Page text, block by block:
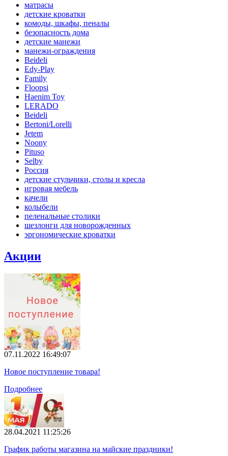
матрасы
детские кроватки
комоды, шкафы, пеналы
безопасность дома
детские манежи
манежи-ограждения
Beideli
Edy-Play
Family
Floopsi
Haenim Toy
LERADO
Beideli
Bertoni/Lorelli
Jetem
Noony
Pituso
Selby
Россия
детские стульчики, столы и кресла
игровая мебель
качели
колыбели
пеленальные столики
шезлонги для новорожденных
эргономические кроватки
Акции
07.11.2022 16:49:07
Новое поступление товара!
Подробнее
28.04.2021 11:25:26
График работы магазина на майские праздники!